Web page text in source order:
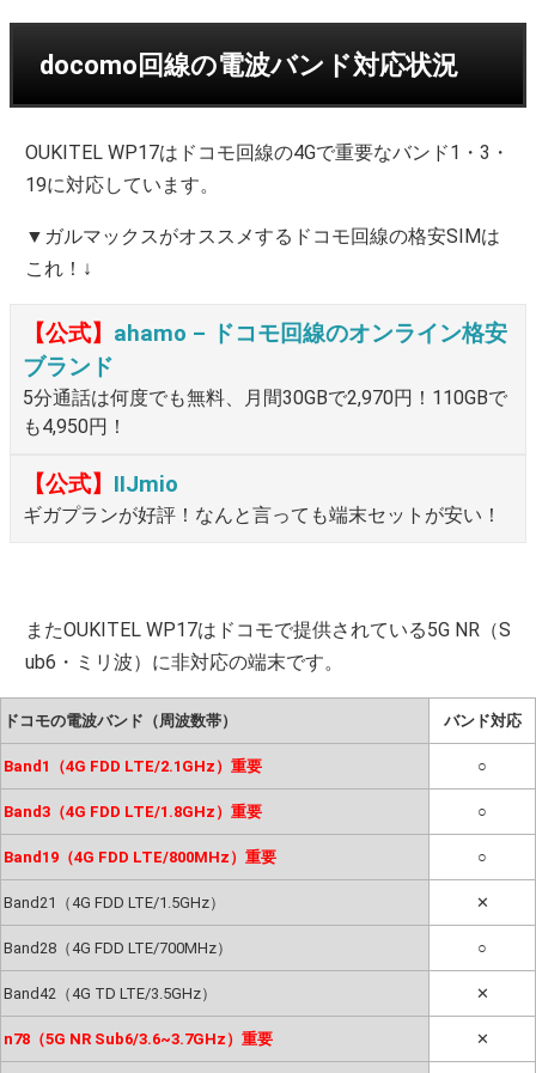
docomo回線の電波バンド対応状況
OUKITEL WP17はドコモ回線の4Gで重要なバンド1・3・
19に対応しています。
▼ガルマックスがオススメするドコモ回線の格安SIMは
これ！↓
【公式】 ahamo – ドコモ回線のオンライン格安
ブランド
5分通話は何度でも無料、月間30GBで2,970円！110GBで
も4,950円！
【公式】 IIJmio
ギガプランが好評！なんと言っても端末セットが安い！
またOUKITEL WP17はドコモで提供されている5G NR（S
ub6・ミリ波）に非対応の端末です。
ドコモの電波バンド（周波数帯） バンド対応
Band1（4G FDD LTE/2.1GHz）重要 ○
Band3（4G FDD LTE/1.8GHz）重要 ○
Band19（4G FDD LTE/800MHz）重要 ○
Band21（4G FDD LTE/1.5GHz） ✕
Band28（4G FDD LTE/700MHz） ○
Band42（4G TD LTE/3.5GHz） ✕
n78（5G NR Sub6/3.6~3.7GHz）重要 ✕